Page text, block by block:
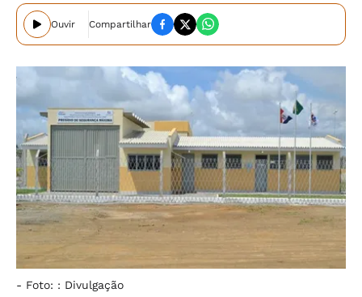
Ouvir Compartilhar
- Foto: : Divulgação